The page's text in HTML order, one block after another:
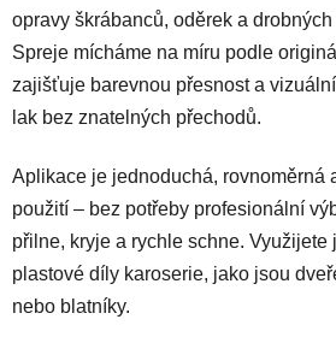
opravy škrábanců, oděrek a
Spreje mícháme na míru podle
zajišťuje barevnou přesnost a
lak bez znatelných přechodů.
Aplikace je jednoduchá, rovnoměrná
použití – bez potřeby profesionální
přilne, kryje a rychle schne. Využijete
plastové díly karoserie, jako jsou
nebo blatníky.